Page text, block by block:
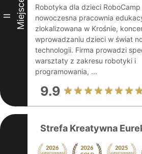
II Miejsce
Robotyka dla dzieci
nowoczesna pracownia
zlokalizowana w Krośnie,
wprowadzaniu dzieci w świat
technologii. Firma prowadzi
warsztaty z zakresu robotyki i
programowania, ...
9.9
Strefa Kreatywna